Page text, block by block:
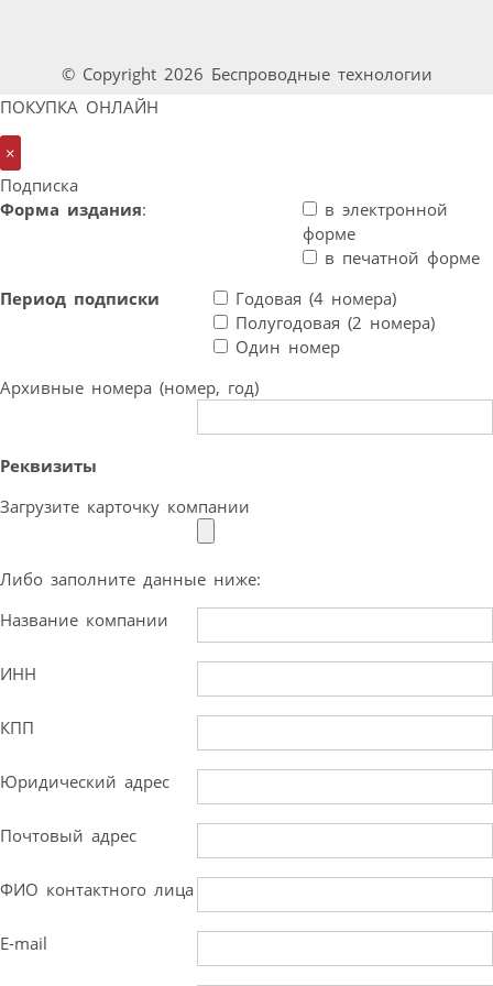
© Copyright 2026 Беспроводные технологии
ПОКУПКА ОНЛАЙН
×
Подписка
Форма издания:
в электронной
форме
в печатной форме
Период подписки
Годовая (4 номера)
Полугодовая (2 номера)
Один номер
Архивные номера (номер, год)
Реквизиты
Загрузите карточку компании
Либо заполните данные ниже:
Название компании
ИНН
КПП
Юридический адрес
Почтовый адрес
ФИО контактного лица
E-mail